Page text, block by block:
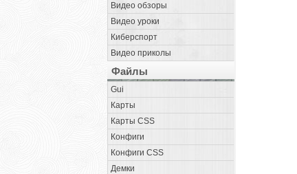
Видео обзоры
Видео уроки
Киберспорт
Видео приколы
Файлы
Gui
Карты
Карты CSS
Конфиги
Конфиги CSS
Демки